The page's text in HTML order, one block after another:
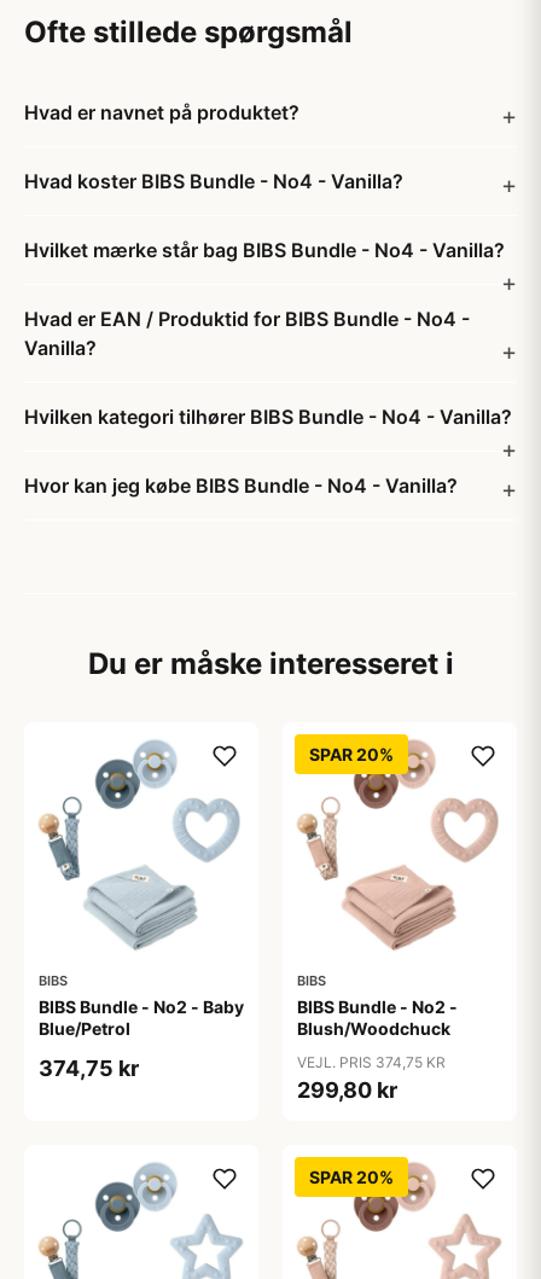
Ofte stillede spørgsmål
Hvad er navnet på produktet?
Hvad koster BIBS Bundle - No4 - Vanilla?
Hvilket mærke står bag BIBS Bundle - No4 - Vanilla?
Hvad er EAN / Produktid for BIBS Bundle - No4 -
Vanilla?
Hvilken kategori tilhører BIBS Bundle - No4 - Vanilla?
Hvor kan jeg købe BIBS Bundle - No4 - Vanilla?
Du er måske interesseret i
BIBS
BIBS Bundle - No2 - Baby
Blue/Petrol
374,75 kr
SPAR 20%
BIBS
BIBS Bundle - No2 -
Blush/Woodchuck
VEJL. PRIS 374,75 KR
299,80 kr
SPAR 20%